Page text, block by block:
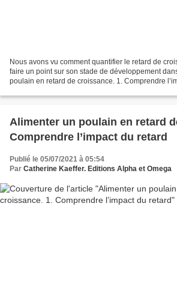
Nous avons vu comment quantifier le retard de
faire un point sur son stade de développement
poulain en retard de croissance. 1. Comprendre
Alimenter un poulain en retard
Comprendre l’impact du retard
Publié le 05/07/2021 à 05:54
Par Catherine Kaeffer. Editions Alpha et Omega